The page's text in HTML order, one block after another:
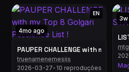
4mo ago
EN
PAUPER CHALLENGE with my Top
truenamenemesiis
2026-03-27• 10 reproduções
3w